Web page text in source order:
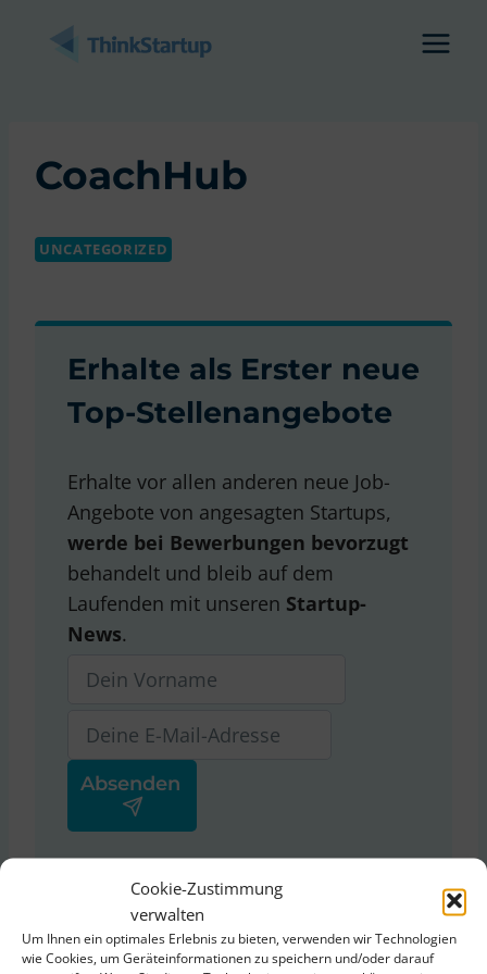
Cookie-Zustimmung
verwalten
Um Ihnen ein optimales Erlebnis zu bieten, verwenden wir Technologien
wie Cookies, um Geräteinformationen zu speichern und/oder darauf
CoachHub
UNCATEGORIZED
Erhalte als Erster neue
Top-Stellenangebote
Erhalte vor allen anderen neue Job-
Angebote von angesagten Startups,
werde bei Bewerbungen bevorzugt
behandelt und bleib auf dem
Laufenden mit unseren Startup-
News.
Datenschutzerklärungvon
ThinkStartup zu.